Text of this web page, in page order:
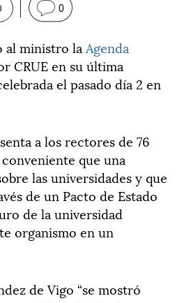
0
al ministro la Agenda
CRUE en su última
el pasado día 2 en
a los rectores de 76
que una
las universidades y que
de un Pacto de Estado
de la universidad
organismo en un
de Vigo “se mostró